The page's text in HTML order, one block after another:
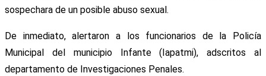
sospechara de un posible abuso sexual.
De inmediato, alertaron a los funcionarios de la Policía
Municipal del municipio Infante (Iapatmi), adscritos al
departamento de Investigaciones Penales.